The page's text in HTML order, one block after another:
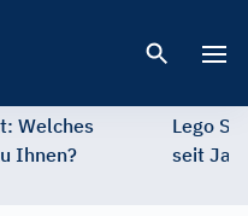
Welches
Ihnen?
Lego
seit